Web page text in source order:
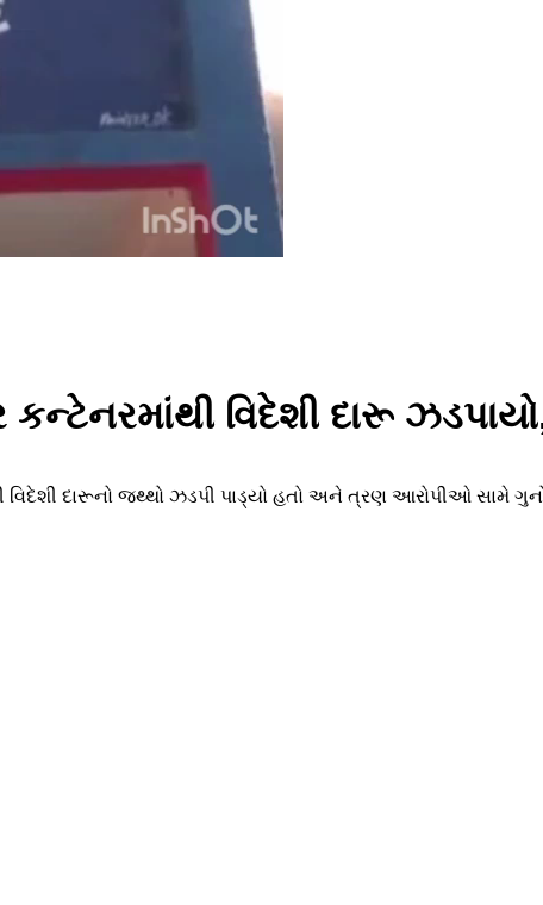
વિદેશી દારૂ
દારૂનો જથ્થો ઝડપી પાડ્યો હતો અને ત્રણ આરોપીઓ સામે ગુનો